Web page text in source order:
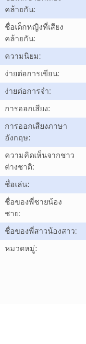
คล้ายกัน:
ชื่อเด็กหญิงที่เสียง
คล้ายกัน:
ความนิยม:
ง่ายต่อการเขียน:
ง่ายต่อการจำ:
การออกเสียง:
การออกเสียงภาษา
อังกฤษ:
ความคิดเห็นจากชาว
ต่างชาติ:
ชื่อเล่น:
ชื่อของพี่ชายน้อง
ชาย:
ชื่อของพี่สาวน้องสาว:
หมวดหมู่: